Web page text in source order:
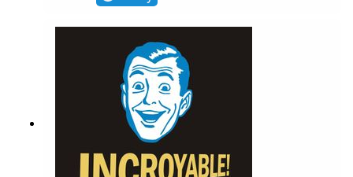
et de virus qui nous tomberaient sur la tête...